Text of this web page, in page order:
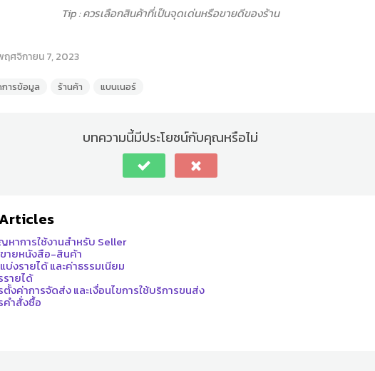
Tip : ควรเลือกสินค้าที่เป็นจุดเด่นหรือขายดีของร้าน
ศจิกายน 7, 2023
ารข้อมูล ร้านค้า แบนเนอร์
บทความนี้มีประโยชน์กับคุณหรือไม่
หาการใช้งานสำหรับ Seller
ายหนังสือ-สินค้า
บ่งรายได้ และค่าธรรมเนียม
รายได้
งค่าการจัดส่ง และเงื่อนไขการใช้บริการขนส่ง
คำสั่งซื้อ